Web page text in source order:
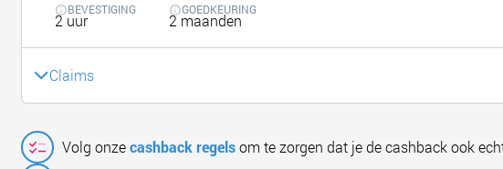
BEVESTIGING
2 uur
GOEDKEURING
2 maanden
Claims
Volg onzecashback regelsom te zorgen dat je de cashback ook